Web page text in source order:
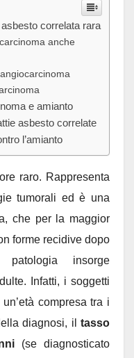
correlata rara
anche
e amianto
asbesto correlate
l’amianto
raro. Rappresenta
tumorali ed è una
che per la maggior
forme recidive dopo
patologia insorge
Infatti, i soggetti
compresa tra i
diagnosi, il tasso
(se diagnosticato